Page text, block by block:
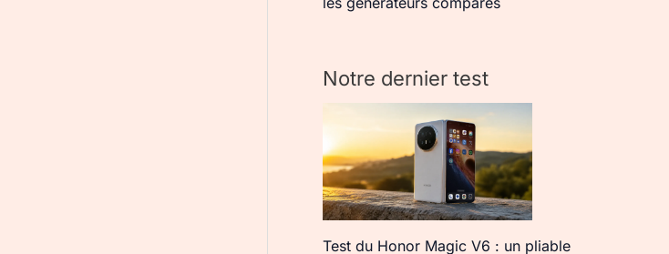
Notre dernier test
Test du Honor Magic V6 : un pliable